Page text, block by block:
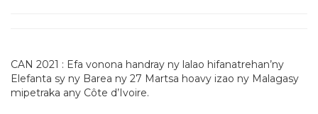
CAN 2021 : Efa vonona handray ny lalao hifanatrehan’ny
Elefanta sy ny Barea ny 27 Martsa hoavy izao ny Malagasy
mipetraka any Côte d’Ivoire.